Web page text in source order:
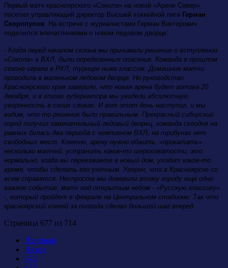
Первый матч красноярского «Сокола» на новой «Арене Север»
посетил управляющий директор Высшей хоккейной лиги Герман
Скоропупов. На встрече с журналистами Герман Викторович
поделился впечатлениями о новом ледовом дворце:
- Когда перед началом сезона мы принимали решение о вступлении
«Сокола» в ВХЛ, были определенные опасения. Команда в прошлом
сезоне играла в РХЛ, турнире ниже классом. Домашние матчи
проводила в маленьком ледовом дворце. Но руководство
Красноярского края заверило, что новая арена будет готова 20
декабря, и в глазах губернатора мы увидели абсолютную
уверенность в своих словах. И вот этот день наступил, и мы
видим, что то решение было правильным. Прекрасный сибирский
город получил замечательный ледовый дворец, команда сегодня на
равных билась два периода с чемпионом ВХЛ, на трибунах нет
свободных мест. Конечно, арену нужно обжить, «прокатать»
несколько матчей, устранить какие-то шероховатости, это
нормально, когда вы переезжаете в новый дом, уходит какое-то
время, чтобы сделать его уютным. Уверен, что в Красноярске со
всем справятся. Неспроста мы доверили этому городу еще одно
важное событие, матч под открытым небом - «Русскую классику»
-, который пройдет в феврале на Центральном стадионе. Так что
красноярский хоккей за полгода сделал большой шаг вперед.
Страница 677 из 714
В начало
Назад
672